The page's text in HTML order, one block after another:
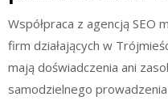
Współpraca z agencją SEO
firm działających w
mają doświadczenia ani
samodzielnego